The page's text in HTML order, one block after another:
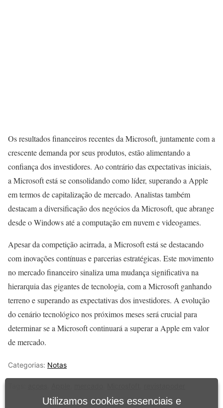
Os resultados financeiros recentes da Microsoft, juntamente com a
crescente demanda por seus produtos, estão alimentando a
confiança dos investidores. Ao contrário das expectativas iniciais,
a Microsoft está se consolidando como líder, superando a Apple
em termos de capitalização de mercado. Analistas também
destacam a diversificação dos negócios da Microsoft, que abrange
desde o Windows até a computação em nuvem e videogames.
Apesar da competição acirrada, a Microsoft está se destacando
com inovações contínuas e parcerias estratégicas. Este movimento
no mercado financeiro sinaliza uma mudança significativa na
hierarquia das gigantes de tecnologia, com a Microsoft ganhando
terreno e superando as expectativas dos investidores. A evolução
do cenário tecnológico nos próximos meses será crucial para
determinar se a Microsoft continuará a superar a Apple em valor
de mercado.
Categorias: Notas
Utilizamos cookies essenciais e